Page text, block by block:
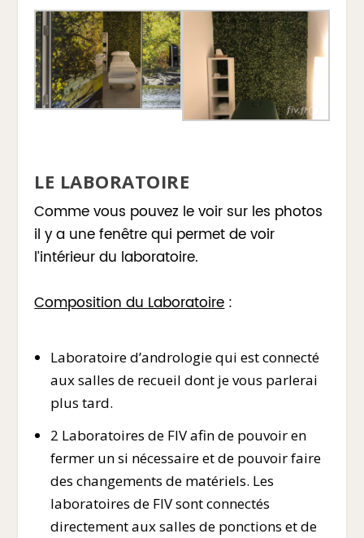
LE LABORATOIRE
Comme vous pouvez le voir sur les photos
il y a une fenêtre qui permet de voir
l’intérieur du laboratoire.
Composition du Laboratoire:
Laboratoire d’andrologie qui est connecté
aux salles de recueil dont je vous parlerai
plus tard.
2 Laboratoires de FIV afin de pouvoir en
fermer un si nécessaire et de pouvoir faire
des changements de matériels. Les
laboratoires de FIV sont connectés
directement aux salles de ponctions et de